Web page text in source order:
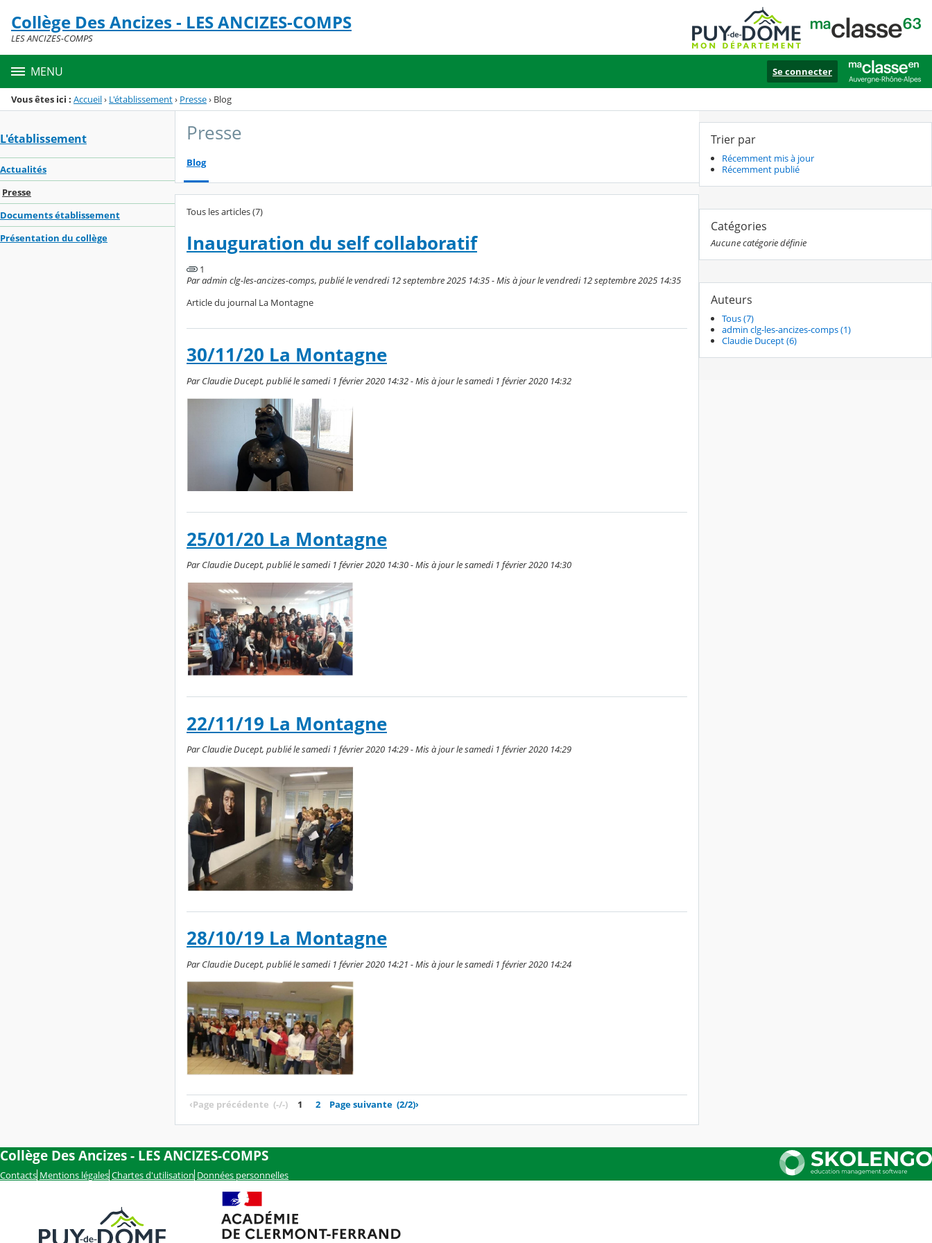
Menu de la rubrique
Contenu
Collège Des Ancizes - LES ANCIZES-COMPS
LES ANCIZES-COMPS
MENU Se connecter
Vous êtes ici : Accueil› L'établissement› Presse› Blog
L'établissement
Actualités
Presse
Documents établissement
Présentation du collège
Presse
Blog
Tous les articles (7)
Inauguration du self collaboratif
1
Par admin clg-les-ancizes-comps, publié le vendredi 12 septembre 2025 14:35 - Mis à jour le vendredi 12 septembre 2025 14:35
Article du journal La Montagne
30/11/20 La Montagne
Par Claudie Ducept, publié le samedi 1 février 2020 14:32 - Mis à jour le samedi 1 février 2020 14:32
25/01/20 La Montagne
Par Claudie Ducept, publié le samedi 1 février 2020 14:30 - Mis à jour le samedi 1 février 2020 14:30
22/11/19 La Montagne
Par Claudie Ducept, publié le samedi 1 février 2020 14:29 - Mis à jour le samedi 1 février 2020 14:29
28/10/19 La Montagne
Par Claudie Ducept, publié le samedi 1 février 2020 14:21 - Mis à jour le samedi 1 février 2020 14:24
‹Page précédente (-/-) 1 2 Page suivante (2/2)›
Trier par
Récemment mis à jour
Récemment publié
Catégories
Aucune catégorie définie
Auteurs
Tous (7)
admin clg-les-ancizes-comps (1)
Claudie Ducept (6)
Collège Des Ancizes - LES ANCIZES-COMPS
Contacts Mentions légales Chartes d'utilisation Données personnelles